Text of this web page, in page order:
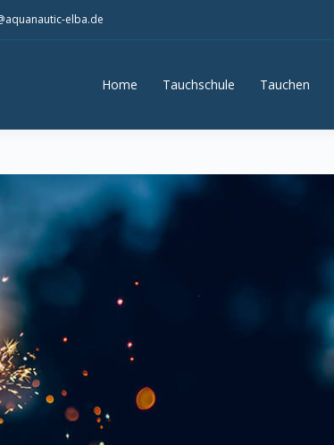
elba.de
Home Tauchschule Tauchen
Home